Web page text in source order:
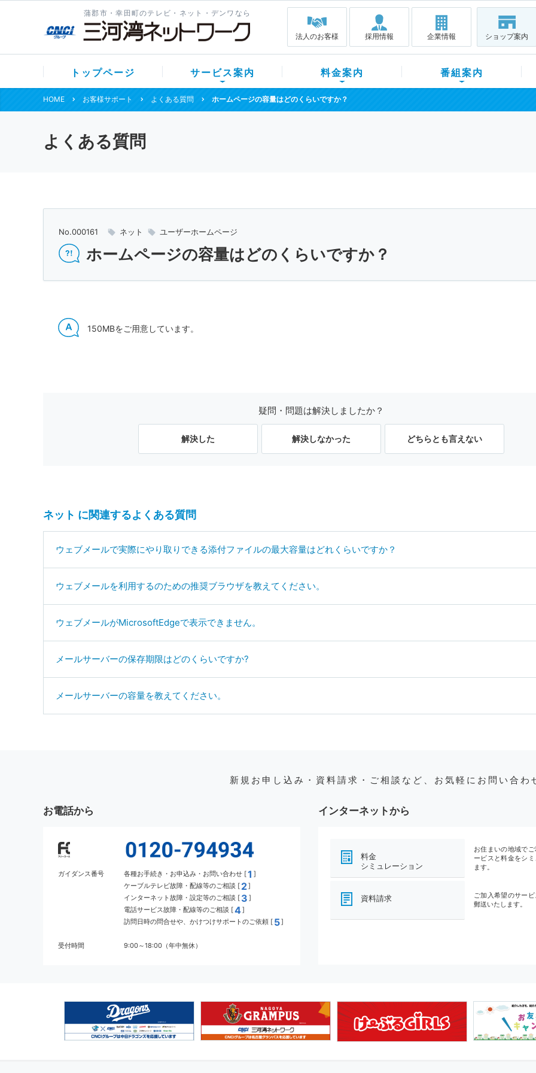
蒲郡市・幸田町のテレビ・ネット・デンワなら
法人のお客様 採用情報 企業情報 ショップ案内
トップページ サービス案内 料金案内 番組案内
HOME お客様サポート よくある質問 ホームページの容量はどのくらいですか？
よくある質問
No.000161 ネット ユーザーホームページ
ホームページの容量はどのくらいですか？
150MBをご用意しています。
疑問・問題は解決しましたか？
解決した 解決しなかった どちらとも言えない
ネット に関連するよくある質問
ウェブメールで実際にやり取りできる添付ファイルの最大容量はどれくらいですか？
ウェブメールを利用するのための推奨ブラウザを教えてください。
ウェブメールがMicrosoftEdgeで表示できません。
メールサーバーの保存期限はどのくらいですか?
メールサーバーの容量を教えてください。
新規お申し込み・資料請求・ご相談など、お気軽にお問い合わ
お電話から
ガイダンス番号 各種お手続き・お申込み・お問い合わせ [1 ]
ケーブルテレビ故障・配線等のご相談 [ 2]
インターネット故障・設定等のご相談 [ 3 ]
電話サービス故障・配線等のご相談 [4]
訪問日時の問合せや、かけつけサポートのご依頼 [ 5]
受付時間 9:00～18:00（年中無休）
インターネットから
料金
シミュレーション
お住まいの地域で
ービスと料金をシ
ます。
資料請求
ご加入希望のサー
郵送いたします。